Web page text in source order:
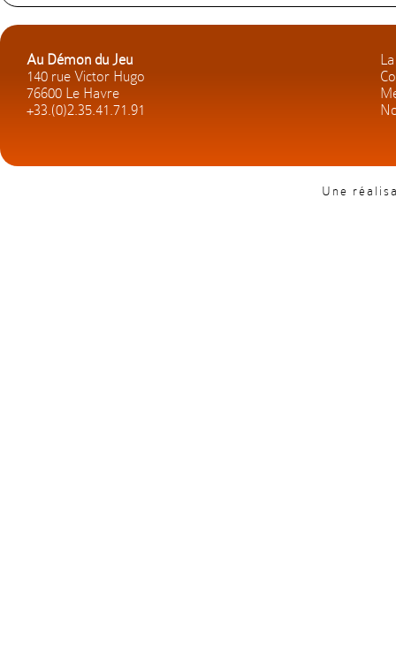
Au Démon du Jeu
140 rue Victor Hugo
76600 Le Havre
+33.(0)2.35.41.71.91
Une